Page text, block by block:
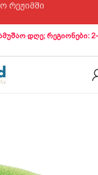
რეჟიმში
დღე; რეგიონები: 2-